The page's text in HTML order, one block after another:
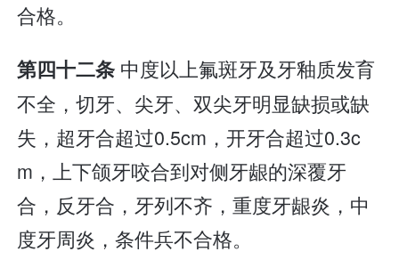
合格。
第四十二条 中度以上氟斑牙及牙釉质发育
不全，切牙、尖牙、双尖牙明显缺损或缺
失，超牙合超过0.5cm，开牙合超过0.3c
m，上下颌牙咬合到对侧牙龈的深覆牙
合，反牙合，牙列不齐，重度牙龈炎，中
度牙周炎，条件兵不合格。